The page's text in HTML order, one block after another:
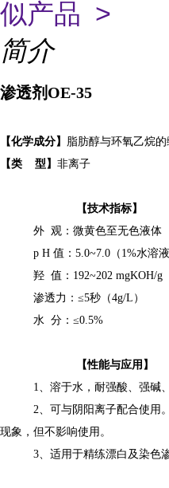
似产品 >
简介
渗透剂 OE-35
【化学成分】 脂肪醇与环氧乙烷的
【类
型】 非离子
【技术指标】
外 观：微黄色至无色液体
p H 值： 5.0~7.0 （ 1%水溶液
羟 值： 192~202 mgKOH/g
渗透力： ≤5秒（4g/L ）
水 分： ≤0.5%
【性能与应用】
1、溶于水 ， 耐强酸、强碱
2、可与阴阳离子配合使用
现象，但不影响使用。
3、 适用于精练漂白及染色